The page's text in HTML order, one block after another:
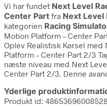
Vi har fundet Next Level
Center Part fra Next Level
kategorien Racing
Motion Platform – Center
Oplev Realistisk Kørsel med
Platform – Center Part 2/3
næste niveau med Next
Center Part 2/3. Denne
Yderlige
Produkt id: 48653696008528